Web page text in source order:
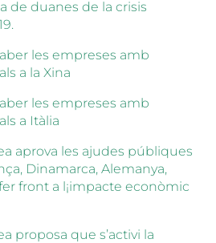
de duanes de la crisis
les empreses amb
a la Xina
les empreses amb
a Itàlia
aprova les ajudes públiques
Dinamarca, Alemanya,
front a l¡impacte econòmic
proposa que s’activi la